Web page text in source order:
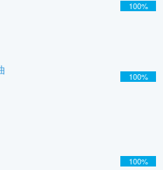
100%
100%
100%